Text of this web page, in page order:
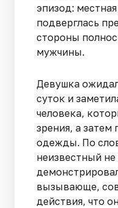
эпизод:
подверглась
стороны
мужчины.
Девушка
суток и
человека,
зрения, а затем
одежды. По
неизвестный
вызывающе,
действия, что